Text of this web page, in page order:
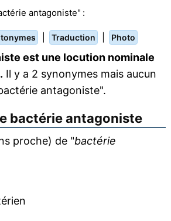
antagoniste" :
Traduction Photo
est une locution nominale
Il y a 2 synonymes mais aucun
antagoniste".
bactérie antagoniste
proche) de "bactérie